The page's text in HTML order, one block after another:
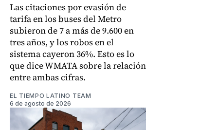
Las citaciones por evasión de
tarifa en los buses del Metro
subieron de 7 a más de 9.600 en
tres años, y los robos en el
sistema cayeron 36%. Esto es lo
que dice WMATA sobre la relación
entre ambas cifras.
EL TIEMPO LATINO TEAM
6 de agosto de 2026